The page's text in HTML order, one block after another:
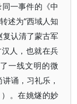
一事件的《中
述为“西域人知
复认清了蒙古军
人，也就在兵
一线文明的微
诵，习礼乐，
。在姚燧的妙